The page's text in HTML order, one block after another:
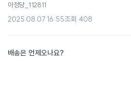
아정당_112811
2025.08.07 16:55조회 408
배송은 언제오나요?